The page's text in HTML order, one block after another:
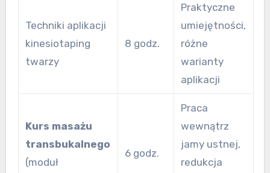
Techniki aplikacji
kinesiotaping
twarzy
8 godz.
Praktyczne
umiejętności,
różne
warianty
aplikacji
Kurs masażu
transbukalnego
(moduł
6 godz.
Praca
wewnątrz
jamy ustnej,
redukcja